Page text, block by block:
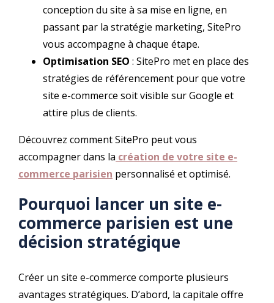
conception du site à sa mise en ligne, en
passant par la stratégie marketing, SitePro
vous accompagne à chaque étape.
Optimisation SEO : SitePro met en place des
stratégies de référencement pour que votre
site e-commerce soit visible sur Google et
attire plus de clients.
Découvrez comment SitePro peut vous
accompagner dans la création de votre site e-
commerce parisien personnalisé et optimisé.
Pourquoi lancer un site e-
commerce parisien est une
décision stratégique
Créer un site e-commerce comporte plusieurs
avantages stratégiques. D’abord, la capitale offre